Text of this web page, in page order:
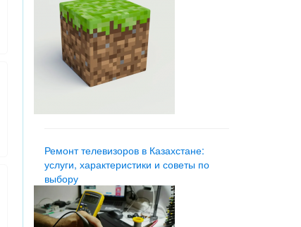
Ремонт телевизоров в Казахстане:
услуги, характеристики и советы по
выбору